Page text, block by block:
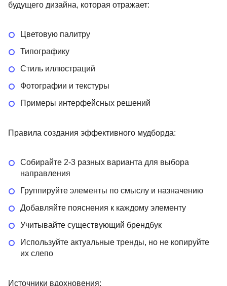
будущего дизайна, которая отражает:
Цветовую палитру
Типографику
Стиль иллюстраций
Фотографии и текстуры
Примеры интерфейсных решений
Правила создания эффективного мудборда:
Собирайте 2-3 разных варианта для выбора
направления
Группируйте элементы по смыслу и назначению
Добавляйте пояснения к каждому элементу
Учитывайте существующий брендбук
Используйте актуальные тренды, но не копируйте
их слепо
Источники вдохновения: